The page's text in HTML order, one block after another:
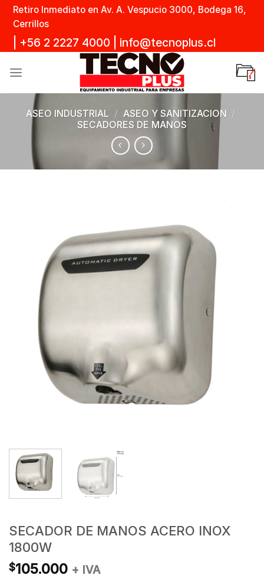
Skip
content
Retiro Inmediato en Av. A. Vespucio 3000, Bodega 16,
Cerrillos
+56 2 2227 4000 info@tecnoplus.cl
ASEO INDUSTRIAL / ASEO Y SANITIZACION /
SECADORES DE MANOS
SECADOR DE MANOS ACERO INOX
1800W
$105.000 + IVA